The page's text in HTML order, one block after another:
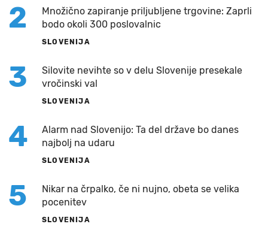
2
Množično zapiranje priljubljene trgovine: Zaprli
bodo okoli 300 poslovalnic
SLOVENIJA
3
Silovite nevihte so v delu Slovenije presekale
vročinski val
SLOVENIJA
4
Alarm nad Slovenijo: Ta del države bo danes
najbolj na udaru
SLOVENIJA
5
Nikar na črpalko, če ni nujno, obeta se velika
pocenitev
SLOVENIJA